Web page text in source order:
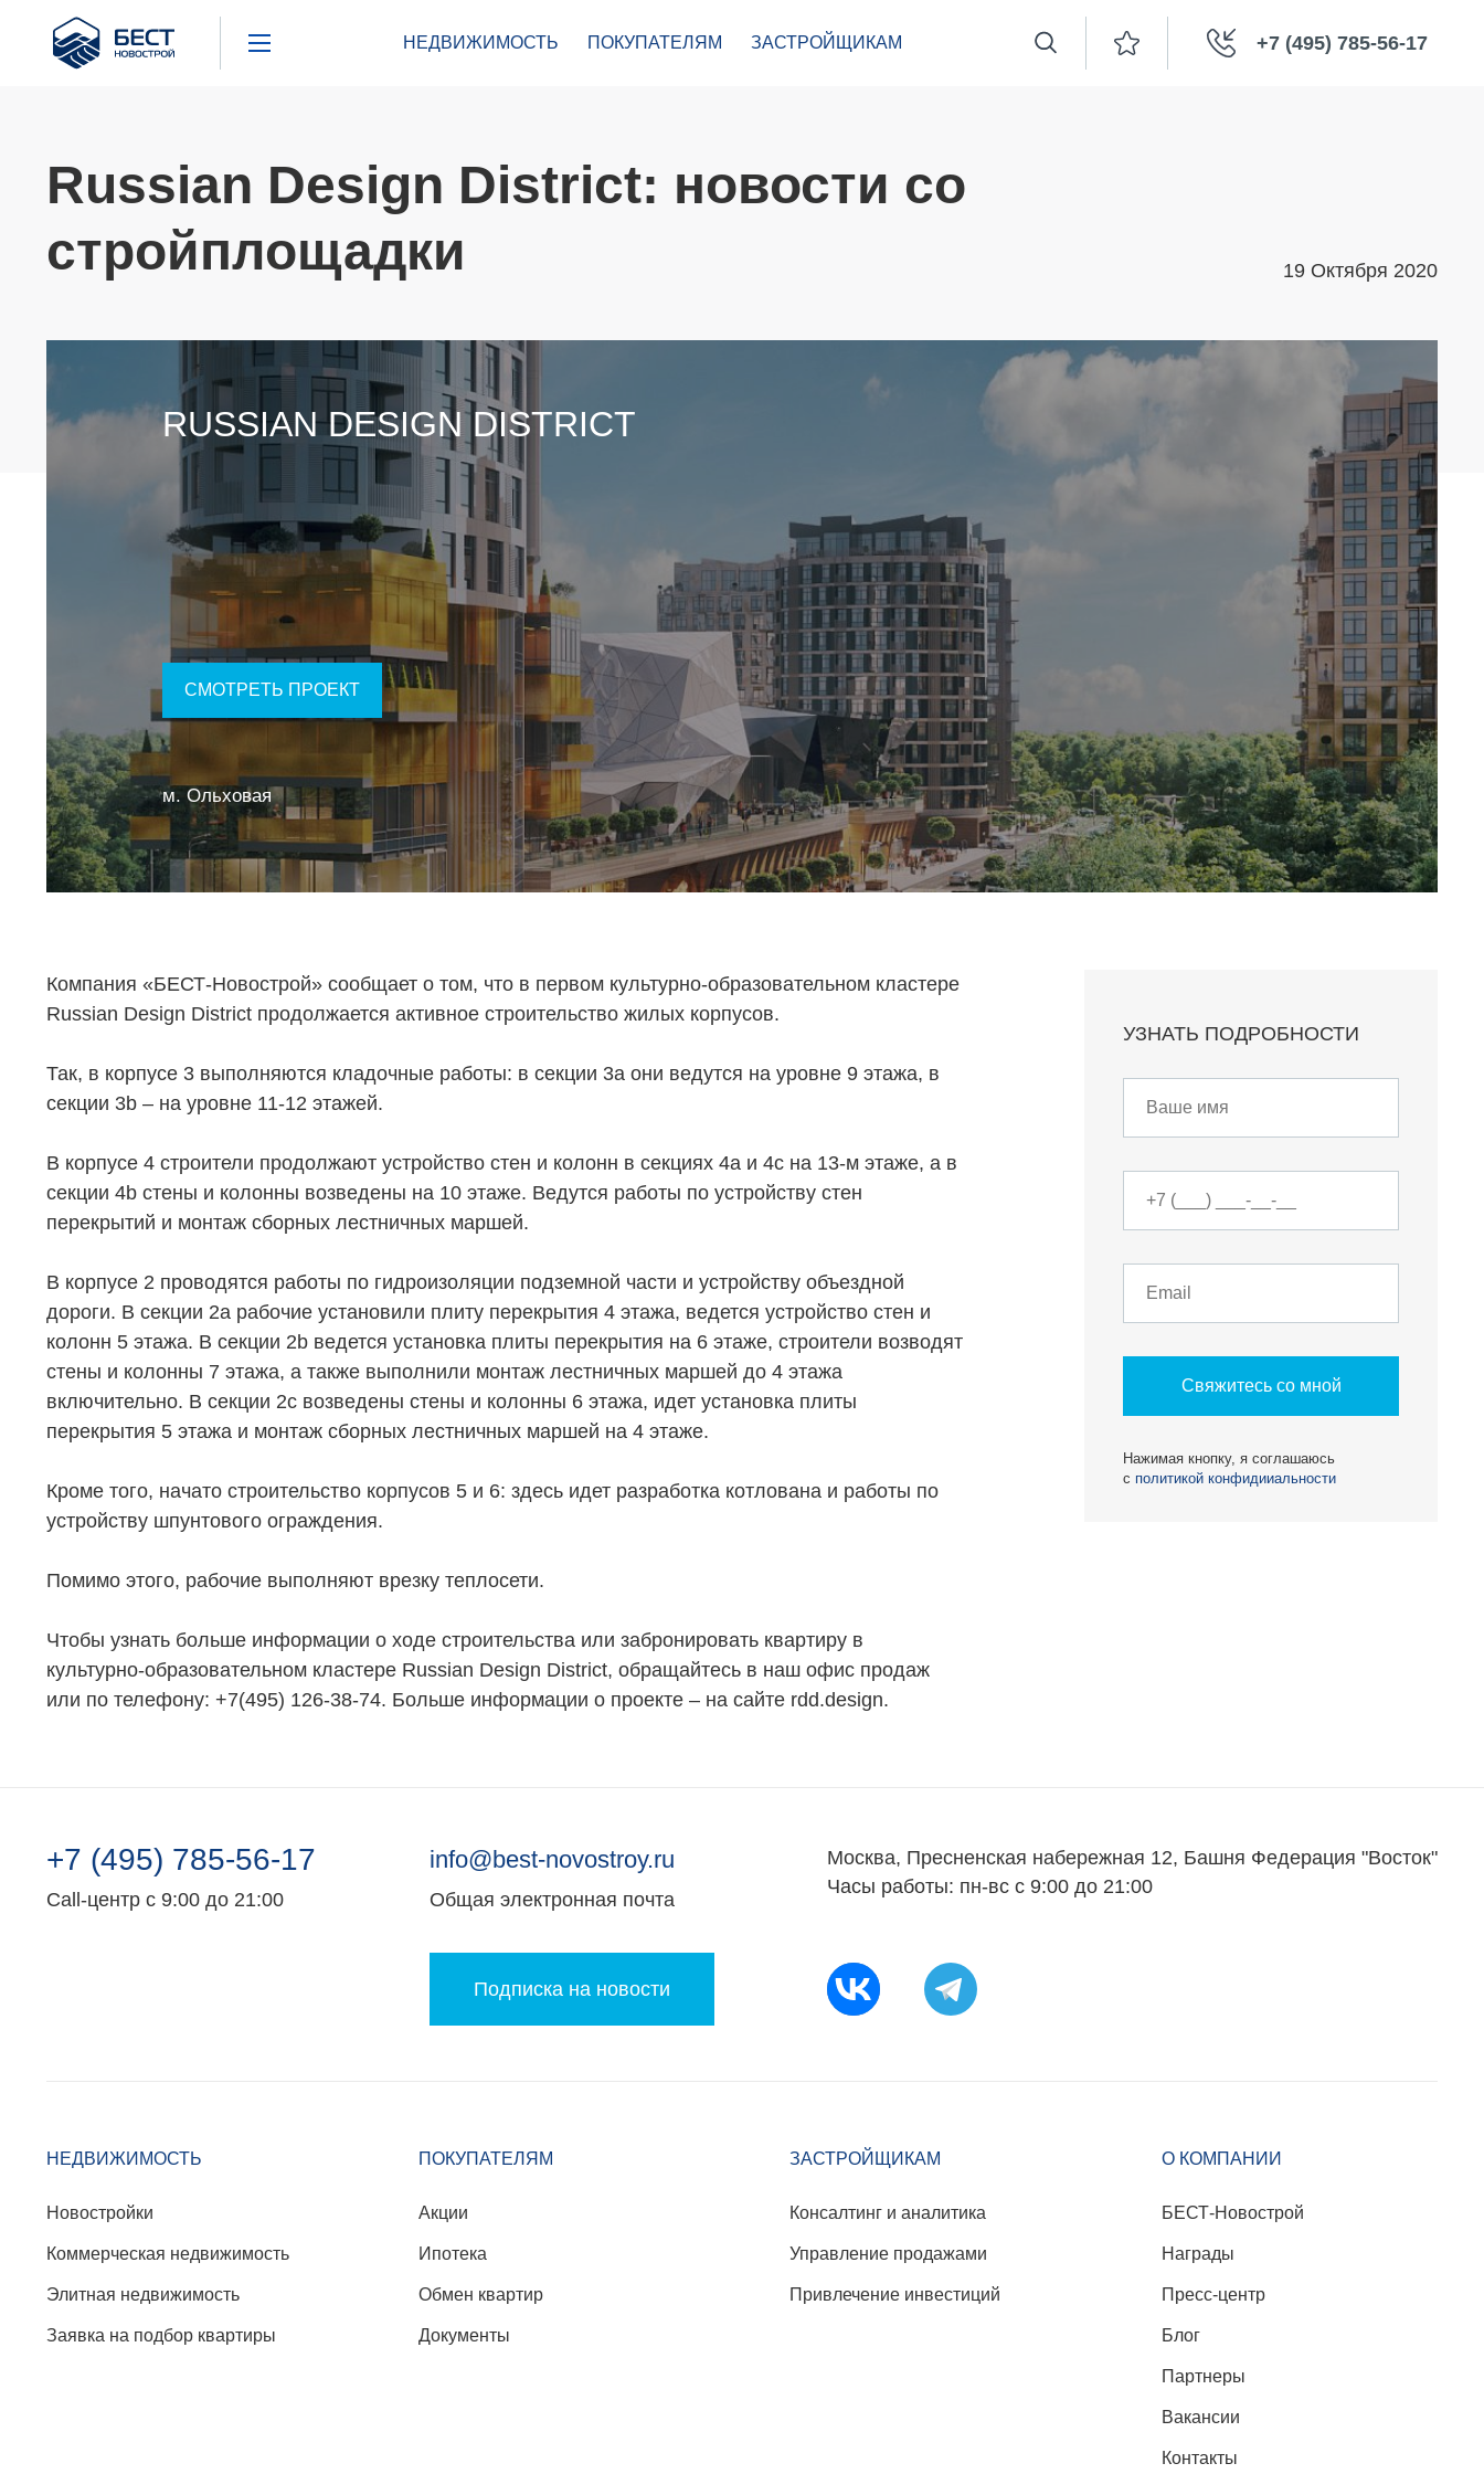
Бест
Новострой
НЕДВИЖИМОСТЬ ПОКУПАТЕЛЯМ ЗАСТРОЙЩИКАМ +7 (495) 785-56-17
Новостройки
Элитная недвижимость
Заявка на подбор квартиры
Акции
Обмен квартир
Документы
Консалтинг и аналитика
Привлечение инвестиций
БЕСТ-Новострой
Пресс-центр
Блог
Russian Design District: новости со
стройплощадки
19 Октября 2020
RUSSIAN DESIGN DISTRICT
СМОТРЕТЬ ПРОЕКТ
м. Ольховая
Компания «БЕСТ-Новострой» сообщает о том, что в первом культурно-образовательном кластере
Russian Design District продолжается активное строительство жилых корпусов.
Так, в корпусе 3 выполняются кладочные работы: в секции 3а они ведутся на уровне 9 этажа, в
секции 3b – на уровне 11-12 этажей.
В корпусе 4 строители продолжают устройство стен и колонн в секциях 4а и 4с на 13-м этаже, а в
секции 4b стены и колонны возведены на 10 этаже. Ведутся работы по устройству стен
перекрытий и монтаж сборных лестничных маршей.
В корпусе 2 проводятся работы по гидроизоляции подземной части и устройству объездной
дороги. В секции 2а рабочие установили плиту перекрытия 4 этажа, ведется устройство стен и
колонн 5 этажа. В секции 2b ведется установка плиты перекрытия на 6 этаже, строители возводят
стены и колонны 7 этажа, а также выполнили монтаж лестничных маршей до 4 этажа
включительно. В секции 2с возведены стены и колонны 6 этажа, идет установка плиты
перекрытия 5 этажа и монтаж сборных лестничных маршей на 4 этаже.
Кроме того, начато строительство корпусов 5 и 6: здесь идет разработка котлована и работы по
устройству шпунтового ограждения.
Помимо этого, рабочие выполняют врезку теплосети.
Чтобы узнать больше информации о ходе строительства или забронировать квартиру в
культурно-образовательном кластере Russian Design District, обращайтесь в наш офис продаж
или по телефону: +7(495) 126-38-74. Больше информации о проекте – на сайте rdd.design.
УЗНАТЬ ПОДРОБНОСТИ
Свяжитесь со мной
Нажимая кнопку, я соглашаюсь
с политикой конфидииальности
+7 (495) 785-56-17
Call-центр с 9:00 до 21:00
info@best-novostroy.ru
Общая электронная почта
Подписка на новости
Москва, Пресненская набережная 12, Башня Федерация "Восток"
Часы работы: пн-вс с 9:00 до 21:00
НЕДВИЖИМОСТЬ
Новостройки
Коммерческая недвижимость
Элитная недвижимость
Заявка на подбор квартиры
ПОКУПАТЕЛЯМ
Акции
Ипотека
Обмен квартир
Документы
ЗАСТРОЙЩИКАМ
Консалтинг и аналитика
Управление продажами
Привлечение инвестиций
О КОМПАНИИ
БЕСТ-Новострой
Награды
Пресс-центр
Блог
Партнеры
Вакансии
Контакты